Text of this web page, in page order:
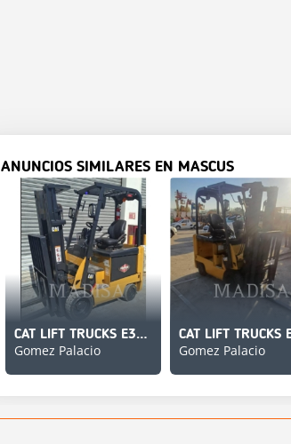
ANUNCIOS SIMILARES EN MASCUS
CAT LIFT TRUCKS E3500-AC
Gomez Palacio Gomez Palacio